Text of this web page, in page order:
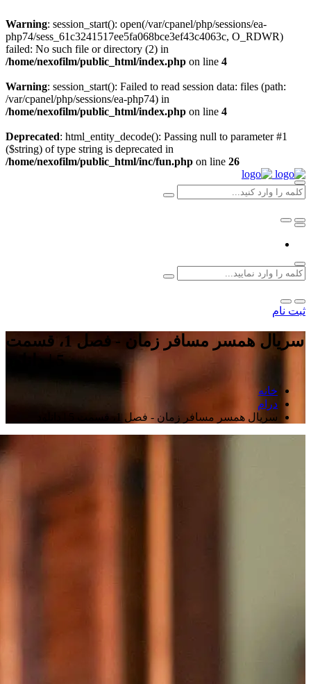
Warning: session_start(): open(/var/cpanel/php/sessions/ea-
php74/sess_61c3241517ee5fa068bce3ef43c4063c, O_RDWR)
failed: No such file or directory (2) in
/home/nexofilm/public_html/index.php on line 4
Warning: session_start(): Failed to read session data: files (path:
/var/cpanel/php/sessions/ea-php74) in
/home/nexofilm/public_html/index.php on line 4
Deprecated: html_entity_decode(): Passing null to parameter #1
($string) of type string is deprecated in
/home/nexofilm/public_html/inc/fun.php on line 26
ثبت نام
سریال همسر مسافر زمان - فصل 1، قسمت
5 | دانلود
خانه
درام
سریال همسر مسافر زمان - فصل 1، قسمت 5 | دانلود